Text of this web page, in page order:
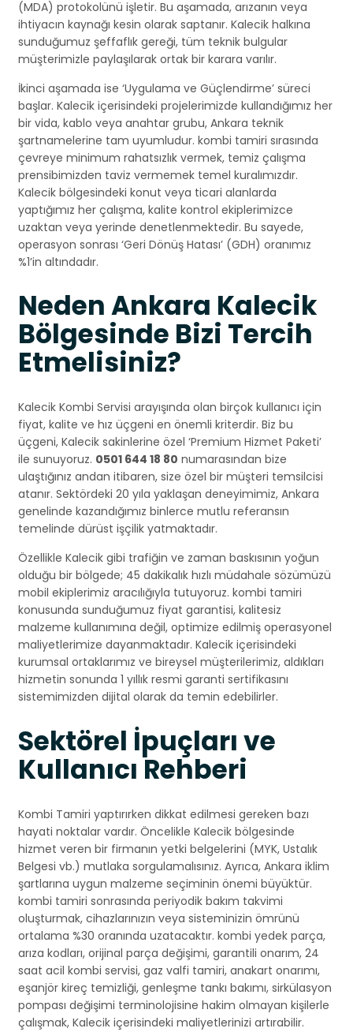
(MDA) protokolünü işletir. Bu aşamada, arızanın veya
ihtiyacın kaynağı kesin olarak saptanır. Kalecik halkına
sunduğumuz şeffaflık gereği, tüm teknik bulgular
müşterimizle paylaşılarak ortak bir karara varılır.
İkinci aşamada ise ‘Uygulama ve Güçlendirme’ süreci
başlar. Kalecik içerisindeki projelerimizde kullandığımız her
bir vida, kablo veya anahtar grubu, Ankara teknik
şartnamelerine tam uyumludur. kombi tamiri sırasında
çevreye minimum rahatsızlık vermek, temiz çalışma
prensibimizden taviz vermemek temel kuralımızdır.
Kalecik bölgesindeki konut veya ticari alanlarda
yaptığımız her çalışma, kalite kontrol ekiplerimizce
uzaktan veya yerinde denetlenmektedir. Bu sayede,
operasyon sonrası ‘Geri Dönüş Hatası’ (GDH) oranımız
%1’in altındadır.
Neden Ankara Kalecik
Bölgesinde Bizi Tercih
Etmelisiniz?
Kalecik Kombi Servisi arayışında olan birçok kullanıcı için
fiyat, kalite ve hız üçgeni en önemli kriterdir. Biz bu
üçgeni, Kalecik sakinlerine özel ‘Premium Hizmet Paketi’
ile sunuyoruz. 0501 644 18 80 numarasından bize
ulaştığınız andan itibaren, size özel bir müşteri temsilcisi
atanır. Sektördeki 20 yıla yaklaşan deneyimimiz, Ankara
genelinde kazandığımız binlerce mutlu referansın
temelinde dürüst işçilik yatmaktadır.
Özellikle Kalecik gibi trafiğin ve zaman baskısının yoğun
olduğu bir bölgede; 45 dakikalık hızlı müdahale sözümüzü
mobil ekiplerimiz aracılığıyla tutuyoruz. kombi tamiri
konusunda sunduğumuz fiyat garantisi, kalitesiz
malzeme kullanımına değil, optimize edilmiş operasyonel
maliyetlerimize dayanmaktadır. Kalecik içerisindeki
kurumsal ortaklarımız ve bireysel müşterilerimiz, aldıkları
hizmetin sonunda 1 yıllık resmi garanti sertifikasını
sistemimizden dijital olarak da temin edebilirler.
Sektörel İpuçları ve
Kullanıcı Rehberi
Kombi Tamiri yaptırırken dikkat edilmesi gereken bazı
hayati noktalar vardır. Öncelikle Kalecik bölgesinde
hizmet veren bir firmanın yetki belgelerini (MYK, Ustalık
Belgesi vb.) mutlaka sorgulamalısınız. Ayrıca, Ankara iklim
şartlarına uygun malzeme seçiminin önemi büyüktür.
kombi tamiri sonrasında periyodik bakım takvimi
oluşturmak, cihazlarınızın veya sisteminizin ömrünü
ortalama %30 oranında uzatacaktır. kombi yedek parça,
arıza kodları, orijinal parça değişimi, garantili onarım, 24
saat acil kombi servisi, gaz valfi tamiri, anakart onarımı,
eşanjör kireç temizliği, genleşme tankı bakımı, sirkülasyon
pompası değişimi terminolojisine hakim olmayan kişilerle
çalışmak, Kalecik içerisindeki maliyetlerinizi artırabilir.